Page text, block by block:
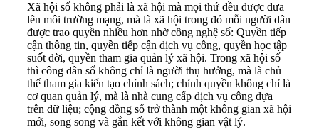
Xã hội số không phải là xã hội mà mọi thứ đều được đưa
lên môi trường mạng, mà là xã hội trong đó mỗi người dân
được trao quyền nhiều hơn nhờ công nghệ số: Quyền tiếp
cận thông tin, quyền tiếp cận dịch vụ công, quyền học tập
suốt đời, quyền tham gia quản lý xã hội. Trong xã hội số
thì công dân số không chỉ là người thụ hưởng, mà là chủ
thể tham gia kiến tạo chính sách; chính quyền không chỉ là
cơ quan quản lý, mà là nhà cung cấp dịch vụ công dựa
trên dữ liệu; cộng đồng số trở thành một không gian xã hội
mới, song song và gắn kết với không gian vật lý.